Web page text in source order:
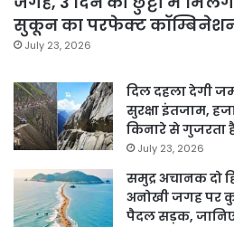
सुकून का परफेक्ट
July 23, 2026
दिल दहला देगी
सुरक्षा इंतजाम,
किनारे से गुजरता है
July 23, 2026
समुद्र अचानक दो
अनोखी जगह पर
पैदल सड़क, जानिए